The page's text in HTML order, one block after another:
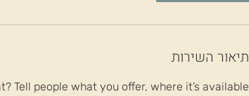
תיאור השירות
Tell people what you offer, where it’s available